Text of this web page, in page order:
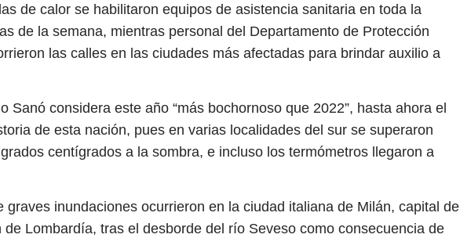
de calor se habilitaron equipos de asistencia sanitaria en toda la
de la semana, mientras personal del Departamento de Protección
las calles en las ciudades más afectadas para brindar auxilio a
Sanó considera este año “más bochornoso que 2022”, hasta ahora el
de esta nación, pues en varias localidades del sur se superaron
centígrados a la sombra, e incluso los termómetros llegaron a
graves inundaciones ocurrieron en la ciudad italiana de Milán, capital de
de Lombardía, tras el desborde del río Seveso como consecuencia de